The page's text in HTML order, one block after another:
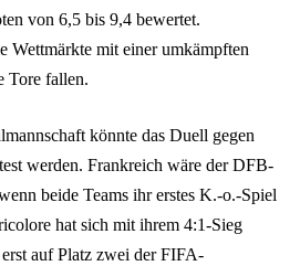
von 6,5 bis 9,4 bewertet.
Wettmärkte mit einer umkämpften
Tore fallen.
könnte das Duell gegen
werden. Frankreich wäre der DFB-
beide Teams ihr erstes K.-o.-Spiel
hat sich mit ihrem 4:1-Sieg
auf Platz zwei der FIFA-